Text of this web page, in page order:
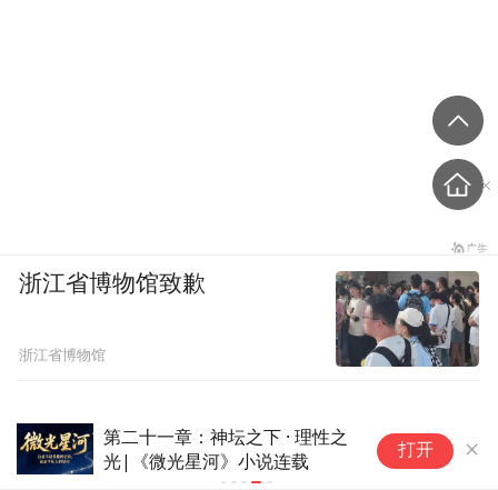
第二十一章：神坛之下 · 理性之
光|《微光星河》小说连载
打开
浙江省博物馆致歉
浙江省博物馆